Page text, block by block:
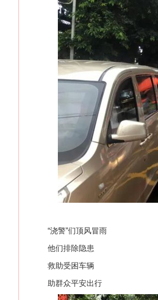
“浇警”们顶风冒雨
他们排除隐患
救助受困车辆
助群众平安出行